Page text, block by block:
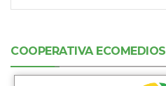
COOPERATIVA ECOMEDIOS